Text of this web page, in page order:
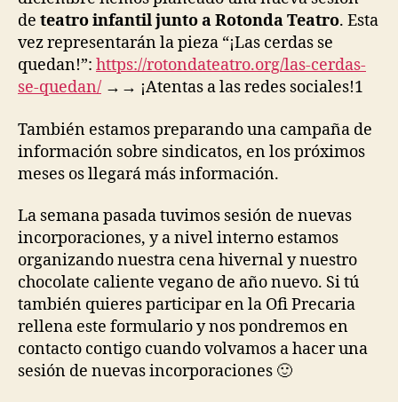
de teatro infantil junto a Rotonda Teatro. Esta
vez representarán la pieza “¡Las cerdas se
quedan!”: https://rotondateatro.org/las-cerdas-
se-quedan/ →→ ¡Atentas a las redes sociales!1
También estamos preparando una campaña de
información sobre sindicatos, en los próximos
meses os llegará más información.
La semana pasada tuvimos sesión de nuevas
incorporaciones, y a nivel interno estamos
organizando nuestra cena hivernal y nuestro
chocolate caliente vegano de año nuevo. Si tú
también quieres participar en la Ofi Precaria
rellena este formulario y nos pondremos en
contacto contigo cuando volvamos a hacer una
sesión de nuevas incorporaciones 🙂